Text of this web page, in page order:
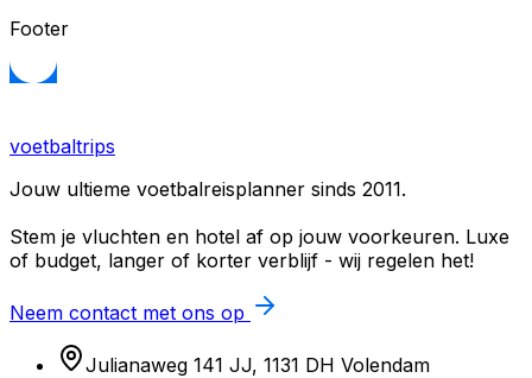
Footer
voetbaltrips
Jouw ultieme voetbalreisplanner sinds 2011.
Stem je vluchten en hotel af op jouw voorkeuren. Luxe
of budget, langer of korter verblijf - wij regelen het!
Neem contact met ons op
Julianaweg 141 JJ, 1131 DH Volendam